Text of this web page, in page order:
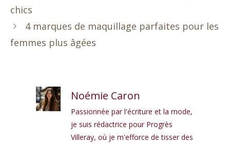
chics
4 marques de maquillage parfaites pour les
femmes plus âgées
Noémie Caron
Passionnée par l'écriture et la mode,
je suis rédactrice pour Progrès
Villeray, où je m'efforce de tisser des